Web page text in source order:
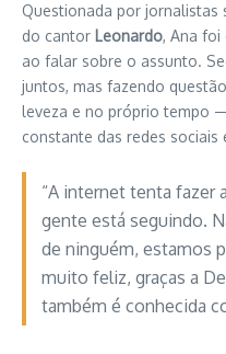
Questionada por jornalistas
do cantor Leonardo, Ana foi
ao falar sobre o assunto.
juntos, mas fazendo
leveza e no próprio tempo
constante das redes sociais
“A internet tenta fazer
gente está seguindo.
de ninguém, estamos
muito feliz, graças a
também é conhecida